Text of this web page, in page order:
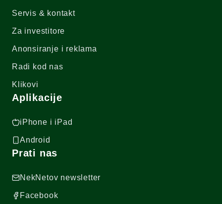
Servis & kontakt
Za investitore
Anonsiranje i reklama
Radi kod nas
Klikovi
Aplikacije
iPhone i iPad
Android
Prati nas
NekNetov newsletter
Facebook